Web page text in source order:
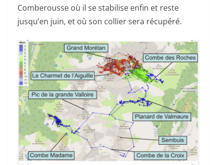
Comberousse où il se stabilise enfin et reste
jusqu’en juin, et où son collier sera récupéré.